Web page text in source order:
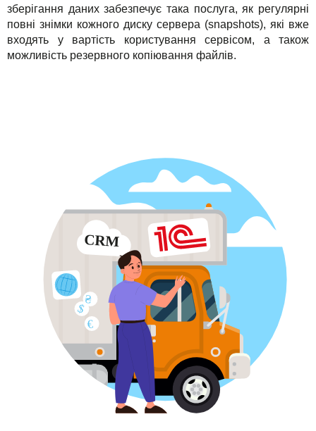
зберігання даних забезпечує така послуга, як регулярні
повні знімки кожного диску сервера (snapshots), які вже
входять у вартість користування сервісом, а також
можливість резервного копіювання файлів.